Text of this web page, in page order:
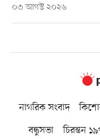
০৩ আগস্ট ২০২৬
নাগরিক সংবাদ
বন্ধুসভা
চিরন্তন